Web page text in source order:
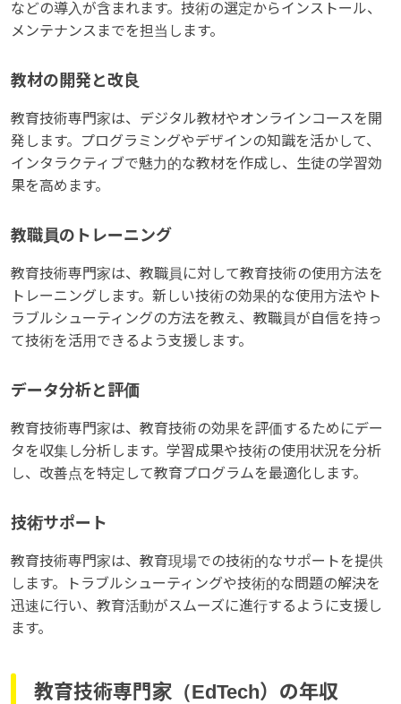
などの導入が含まれます。技術の選定からインストール、
メンテナンスまでを担当します。
教材の開発と改良
教育技術専門家は、デジタル教材やオンラインコースを開
発します。プログラミングやデザインの知識を活かして、
インタラクティブで魅力的な教材を作成し、生徒の学習効
果を高めます。
教職員のトレーニング
教育技術専門家は、教職員に対して教育技術の使用方法を
トレーニングします。新しい技術の効果的な使用方法やト
ラブルシューティングの方法を教え、教職員が自信を持っ
て技術を活用できるよう支援します。
データ分析と評価
教育技術専門家は、教育技術の効果を評価するためにデー
タを収集し分析します。学習成果や技術の使用状況を分析
し、改善点を特定して教育プログラムを最適化します。
技術サポート
教育技術専門家は、教育現場での技術的なサポートを提供
します。トラブルシューティングや技術的な問題の解決を
迅速に行い、教育活動がスムーズに進行するように支援し
ます。
教育技術専門家（EdTech）の年収